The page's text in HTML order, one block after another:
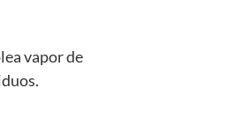
vapor de